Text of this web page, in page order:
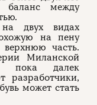
баланс между
на двух видах
на пену
часть.
Миланской
пока далек
разработчики,
может стать